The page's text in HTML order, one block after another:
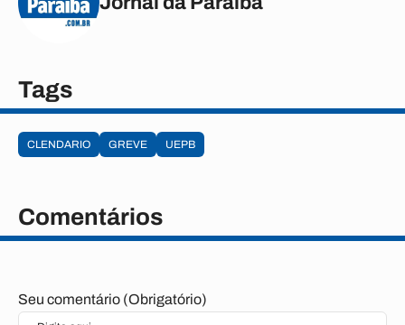
Tags
CLENDARIO GREVE UEPB
Comentários
Seu comentário (Obrigatório)